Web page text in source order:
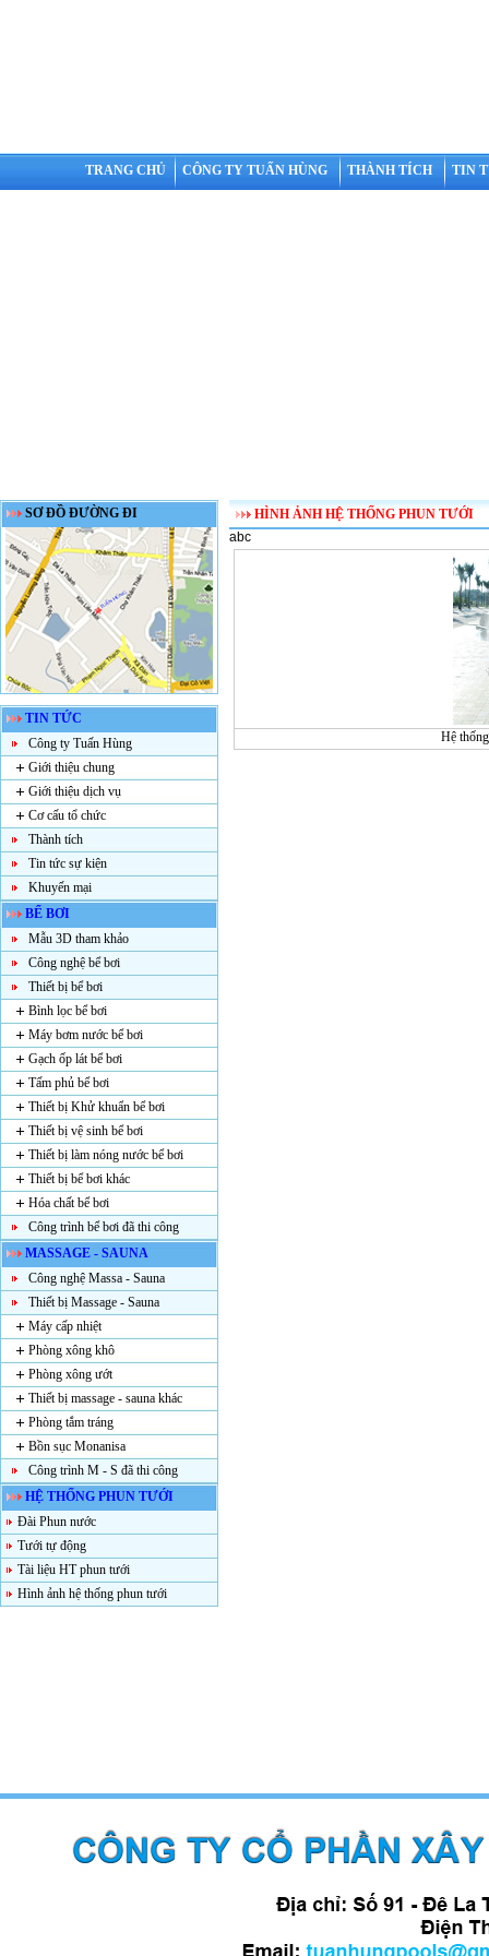
TRANG CHỦ CÔNG TY TUẤN HÙNG THÀNH TÍCH TIN
SƠ ĐỒ ĐƯỜNG ĐI
TIN TỨC
Công ty Tuấn Hùng
Giới thiệu chung
Giới thiệu dịch vụ
Cơ cấu tổ chức
Thành tích
Tin tức sự kiện
Khuyến mại
BỂ BƠI
Mẫu 3D tham khảo
Công nghệ bể bơi
Thiết bị bể bơi
Bình lọc bể bơi
Máy bơm nước bể bơi
Gạch ốp lát bể bơi
Tấm phủ bể bơi
Thiết bị Khử khuẩn bể bơi
Thiết bị vệ sinh bể bơi
Thiết bị làm nóng nước bể bơi
Thiết bị bể bơi khác
Hóa chất bể bơi
Công trình bể bơi đã thi công
MASSAGE - SAUNA
Công nghệ Massa - Sauna
Thiết bị Massage - Sauna
Máy cấp nhiệt
Phòng xông khô
Phòng xông ướt
Thiết bị massage - sauna khác
Phòng tắm tráng
Bồn sục Monanisa
Công trình M - S đã thi công
HỆ THỐNG PHUN TƯỚI
Đài Phun nước
Tưới tự động
Tài liệu HT phun tưới
Hình ảnh hệ thống phun tưới
HÌNH ẢNH HỆ THỐNG PHUN TƯỚI
abc
Hệ